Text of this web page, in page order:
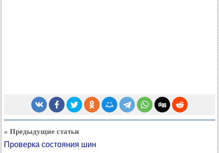
« Предыдущие статьи
Проверка состояния шин